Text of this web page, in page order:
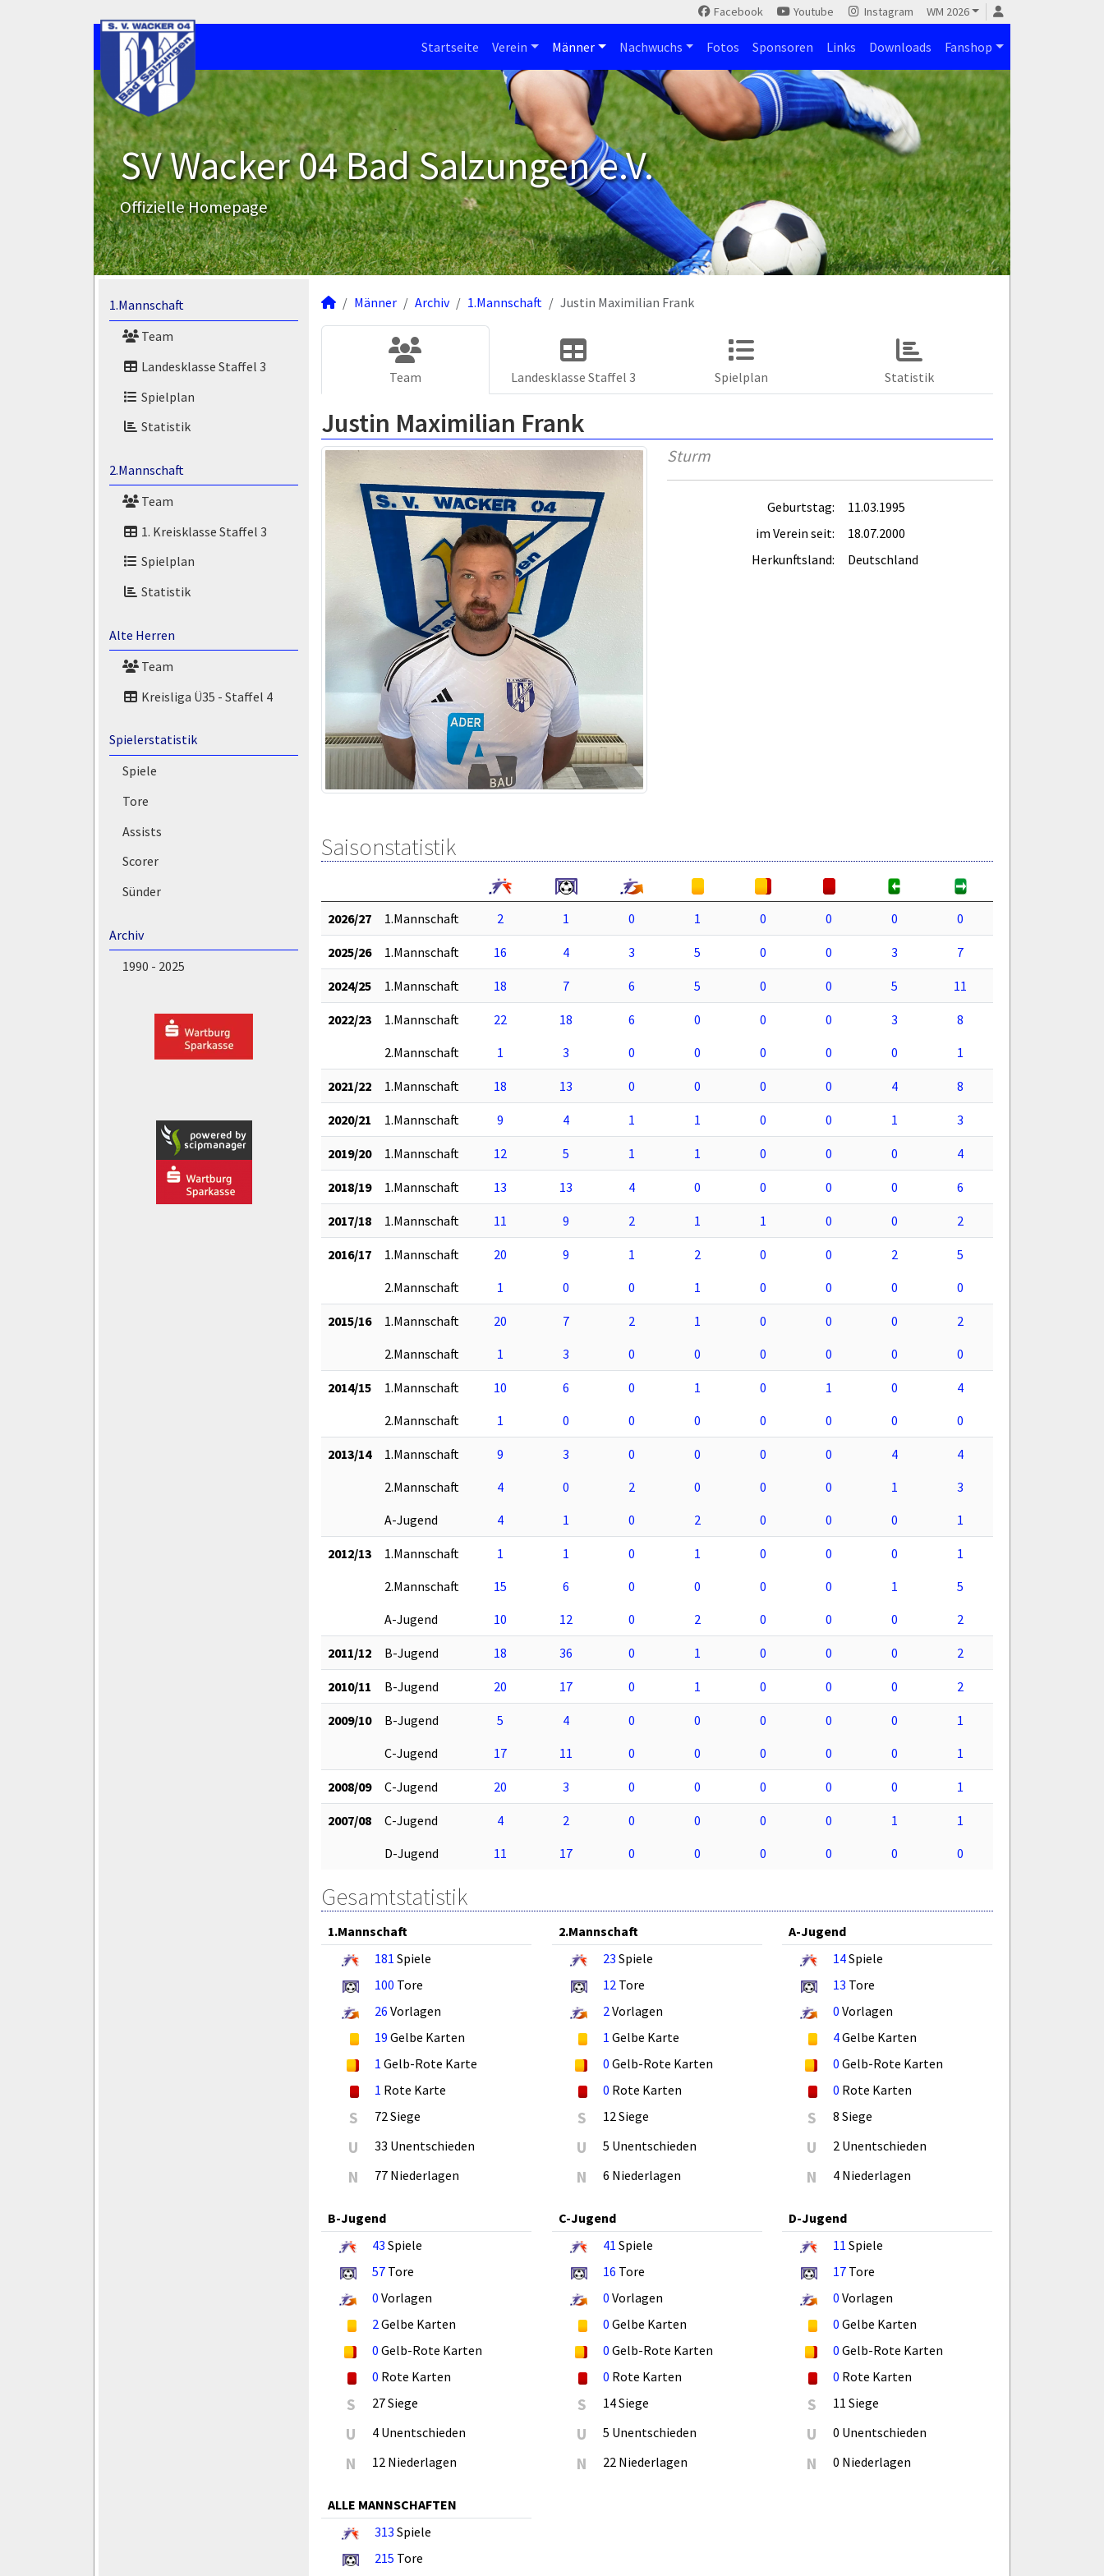
Facebook Youtube Instagram WM 2026
Startseite Verein Männer Nachwuchs Fotos Sponsoren Links Downloads Fanshop
SV Wacker 04 Bad Salzungen e.V.
Offizielle Homepage
1.Mannschaft
Team
Landesklasse Staffel 3
Spielplan
Statistik
2.Mannschaft
Team
1. Kreisklasse Staffel 3
Spielplan
Statistik
Alte Herren
Team
Kreisliga Ü35 - Staffel 4
Spielerstatistik
Spiele
Tore
Assists
Scorer
Sünder
Archiv
1990 - 2025
Männer Archiv 1.Mannschaft Justin Maximilian Frank
Team Landesklasse Staffel 3 Spielplan Statistik
Justin Maximilian Frank
Sturm
Geburtstag:
11.03.1995
im Verein seit:
18.07.2000
Herkunftsland:
Deutschland
Saisonstatistik
2026/27 1.Mannschaft 2 1 0 1 0 0 0 0
2025/26 1.Mannschaft 16 4 3 5 0 0 3 7
2024/25 1.Mannschaft 18 7 6 5 0 0 5 11
2022/23 1.Mannschaft 22 18 6 0 0 0 3
8
2.Mannschaft
1 3 0 0 0 0 0 1
2021/22 1.Mannschaft 18 13 0 0 0 0 4 8
2020/21 1.Mannschaft 9 4 1 1 0 0 1 3
2019/20 1.Mannschaft 12 5 1 1 0 0 0 4
2018/19 1.Mannschaft 13 13 4 0 0 0 0 6
2017/18 1.Mannschaft 11 9 2 1 1 0 0 2
2016/17 1.Mannschaft 20 9 1 2 0 0 2
5
2.Mannschaft
1 0 0 1 0 0 0 0
2015/16 1.Mannschaft 20 7 2 1 0 0 0
2
2.Mannschaft
1 3 0 0 0 0 0 0
2014/15 1.Mannschaft 10 6 0 1 0 1 0
4
2.Mannschaft
1 0 0 0 0 0 0 0
2013/14 1.Mannschaft 9 3 0 0 0 0 4
4
2.Mannschaft
4 0 2 0 0 0 1
3
A-Jugend
4 1 0 2 0 0 0 1
2012/13 1.Mannschaft 1 1 0 1 0 0 0
1
2.Mannschaft
15 6 0 0 0 0 1
5
A-Jugend
10 12 0 2 0 0 0 2
2011/12 B-Jugend 18 36 0 1 0 0 0 2
2010/11 B-Jugend 20 17 0 1 0 0 0 2
2009/10 B-Jugend 5 4 0 0 0 0 0
1
C-Jugend
17 11 0 0 0 0 0 1
2008/09 C-Jugend 20 3 0 0 0 0 0 1
2007/08 C-Jugend 4 2 0 0 0 0 1
1
D-Jugend
11 17 0 0 0 0 0 0
Gesamtstatistik
1.Mannschaft
181 Spiele
100 Tore
26 Vorlagen
19 Gelbe Karten
1 Gelb-Rote Karte
1 Rote Karte
S 72 Siege
U 33 Unentschieden
N 77 Niederlagen
2.Mannschaft
23 Spiele
12Tore
2Vorlagen
1 Gelbe Karte
0 Gelb-Rote Karten
0 Rote Karten
S 12 Siege
U 5 Unentschieden
N 6 Niederlagen
A-Jugend
14Spiele
13 Tore
0 Vorlagen
4Gelbe Karten
0 Gelb-Rote Karten
0 Rote Karten
S 8 Siege
U 2 Unentschieden
N 4 Niederlagen
B-Jugend
43 Spiele
57 Tore
0 Vorlagen
2Gelbe Karten
0 Gelb-Rote Karten
0 Rote Karten
S 27 Siege
U 4 Unentschieden
N 12 Niederlagen
C-Jugend
41 Spiele
16 Tore
0 Vorlagen
0 Gelbe Karten
0 Gelb-Rote Karten
0 Rote Karten
S 14 Siege
U 5 Unentschieden
N 22 Niederlagen
D-Jugend
11 Spiele
17 Tore
0 Vorlagen
0 Gelbe Karten
0 Gelb-Rote Karten
0 Rote Karten
S 11 Siege
U 0 Unentschieden
N 0 Niederlagen
ALLE MANNSCHAFTEN
313 Spiele
215 Tore